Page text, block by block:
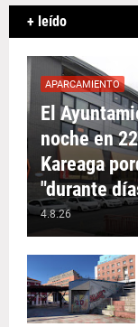
+ leído
APARCAMIENTO
El
noche en
Kareaga
"durante
4.8.26